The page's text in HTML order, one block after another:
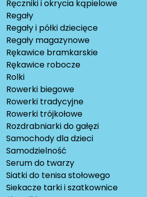
Ręczniki i okrycia kąpielowe
Regały
Regały i półki dziecięce
Regały magazynowe
Rękawice bramkarskie
Rękawice robocze
Rolki
Rowerki biegowe
Rowerki tradycyjne
Rowerki trójkołowe
Rozdrabniarki do gałęzi
Samochody dla dzieci
Samodzielność
Serum do twarzy
Siatki do tenisa stołowego
Siekacze tarki i szatkownice